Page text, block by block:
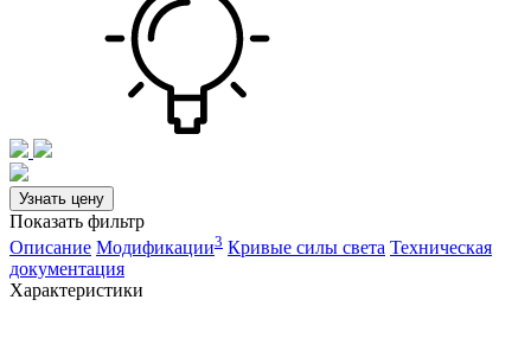
Узнать цену
Показать фильтр
Описание Модификации3 Кривые силы света Техническая
документация
Характеристики